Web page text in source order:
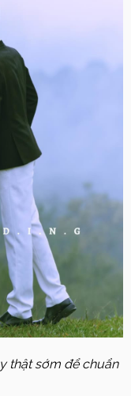
thật sớm để chuẩn